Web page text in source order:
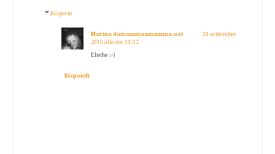
Risposte
Marina damammaamamma.net
24 settembre
2015 alle ore 11:12
Ehehe :-)
Rispondi